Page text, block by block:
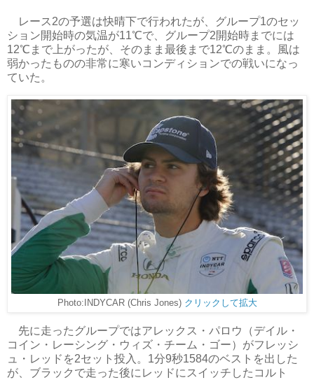
レース2の予選は快晴下で行われたが、グループ1のセッ
ション開始時の気温が11℃で、グループ2開始時までには
12℃まで上がったが、そのまま最後まで12℃のまま。風は
弱かったものの非常に寒いコンディションでの戦いになっ
ていた。
Photo:INDYCAR (Chris Jones) クリックして拡大
先に走ったグループではアレックス・パロウ（デイル・
コイン・レーシング・ウィズ・チーム・ゴー）がフレッシ
ュ・レッドを2セット投入。1分9秒1584のベストを出した
が、ブラックで走った後にレッドにスイッチしたコルト